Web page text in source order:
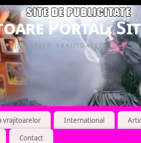
Portal.
VRAJITOARE
vrajitoarelor International
Contact